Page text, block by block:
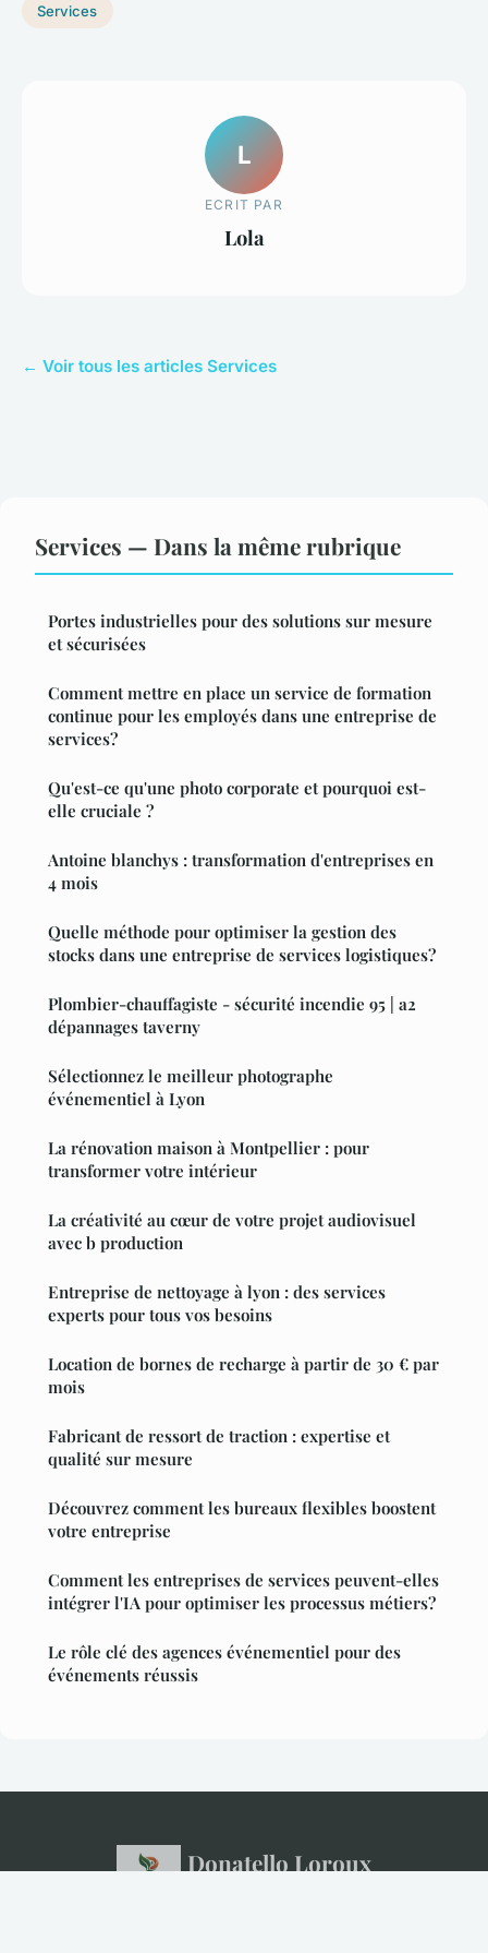
Services
L
ECRIT PAR
Lola
← Voir tous les articles Services
Services — Dans la même rubrique
Portes industrielles pour des solutions sur mesure
et sécurisées
Comment mettre en place un service de formation
continue pour les employés dans une entreprise de
services?
Qu'est-ce qu'une photo corporate et pourquoi est-
elle cruciale ?
Antoine blanchys : transformation d'entreprises en
4 mois
Quelle méthode pour optimiser la gestion des
stocks dans une entreprise de services logistiques?
Plombier-chauffagiste - sécurité incendie 95 | a2
dépannages taverny
Sélectionnez le meilleur photographe
événementiel à Lyon
La rénovation maison à Montpellier : pour
transformer votre intérieur
La créativité au cœur de votre projet audiovisuel
avec b production
Entreprise de nettoyage à lyon : des services
experts pour tous vos besoins
Location de bornes de recharge à partir de 30 € par
mois
Fabricant de ressort de traction : expertise et
qualité sur mesure
Découvrez comment les bureaux flexibles boostent
votre entreprise
Comment les entreprises de services peuvent-elles
intégrer l'IA pour optimiser les processus métiers?
Le rôle clé des agences événementiel pour des
événements réussis
Donatello Loroux